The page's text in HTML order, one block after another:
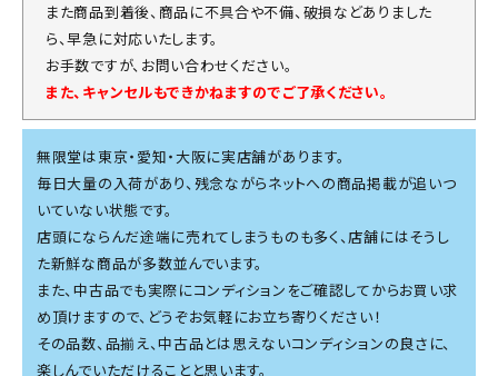
また商品到着後、商品に不具合や不備、破損などありました
ら、早急に対応いたします。
お手数ですが、お問い合わせください。
また、キャンセルもできかねますのでご了承ください。
無限堂は東京・愛知・大阪に実店舗があります。
毎日大量の入荷があり、残念ながらネットへの商品掲載が追いつ
いていない状態です。
店頭にならんだ途端に売れてしまうものも多く、店舗にはそうし
た新鮮な商品が多数並んでいます。
また、中古品でも実際にコンディションをご確認してからお買い求
め頂けますので、どうぞお気軽にお立ち寄りください！
その品数、品揃え、中古品とは思えないコンディションの良さに、
楽しんでいただけることと思います。